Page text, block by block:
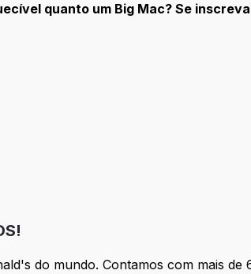
quanto um Big Mac? Se
do mundo. Contamos com mais